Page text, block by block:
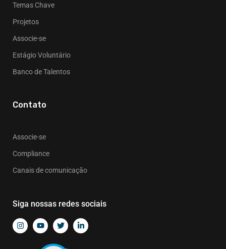
Temas Chave
Projetos
Associe-se
Estágio Voluntário
Banco de Talentos
Contato
Associe-se
Compliance
Canais de comunicação
Siga nossas redes sociais